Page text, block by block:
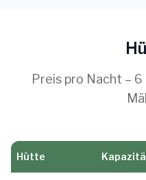
Preis pro Nacht –
Hütte